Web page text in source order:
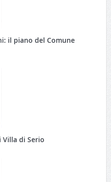
il piano del Comune
Villa di Serio